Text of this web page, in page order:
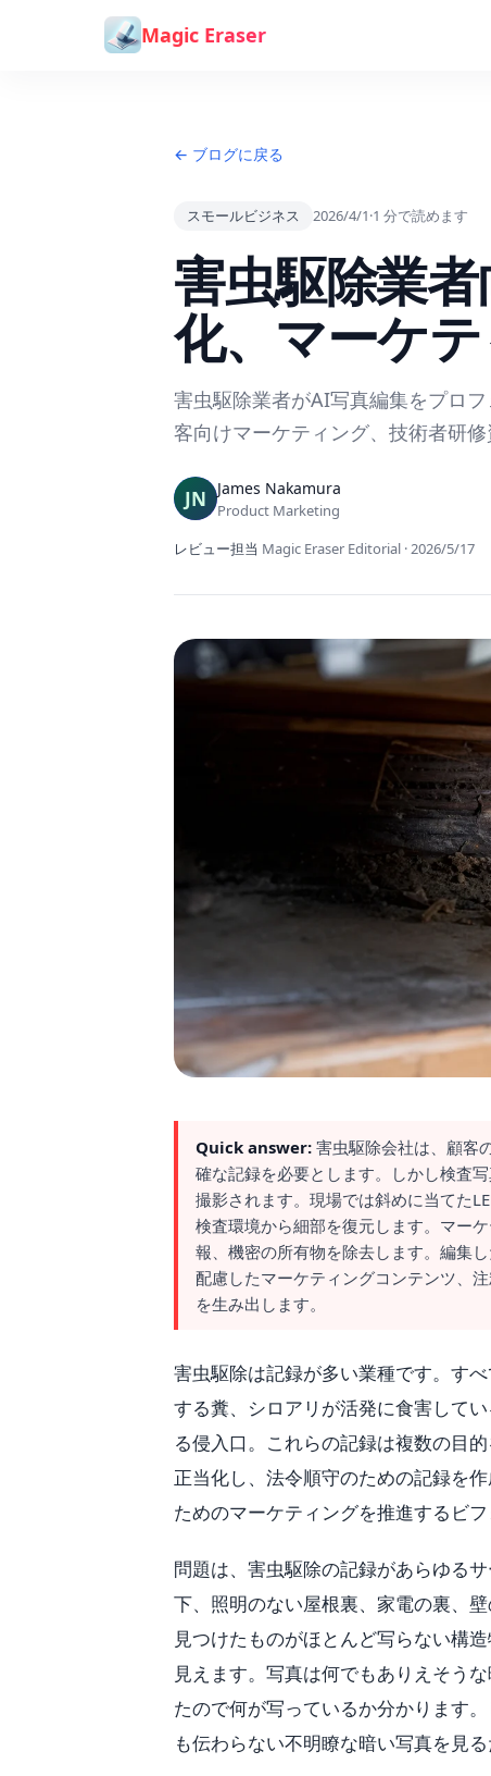
コンテンツへスキップ
Magic Eraser
← ブログに戻る
スモールビジネス 2026/4/1·1 分で読めます
害虫駆除業
化、マーケ
害虫駆除業者がAI写真編集をプロ
客向けマーケティング、技術者研修
James Nakamura
Product Marketing
レビュー担当 Magic Eraser Editorial ·2026/5/17
Quick answer: 害虫駆除会社は、顧客
確な記録を必要とします。しかし検査
撮影されます。現場では斜めに当てた
検査環境から細部を復元します。マー
報、機密の所有物を除去します。編集
配慮したマーケティングコンテンツ、
を生み出します。
害虫駆除は記録が多い業種です。す
する糞、シロアリが活発に食害して
る侵入口。これらの記録は複数の目
正当化し、法令順守のための記録を
ためのマーケティングを推進するビ
問題は、害虫駆除の記録があらゆる
下、照明のない屋根裏、家電の裏、
見つけたものがほとんど写らない構
見えます。写真は何でもありえそう
たので何が写っているか分かります
も伝わらない不明瞭な暗い写真を見る